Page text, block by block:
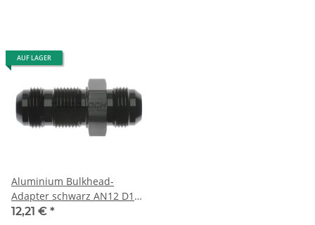
AUF LAGER
Aluminium Bulkhead-
Adapter schwarz AN12 D12
1/16-12" UNF - gerade
12,21 € *